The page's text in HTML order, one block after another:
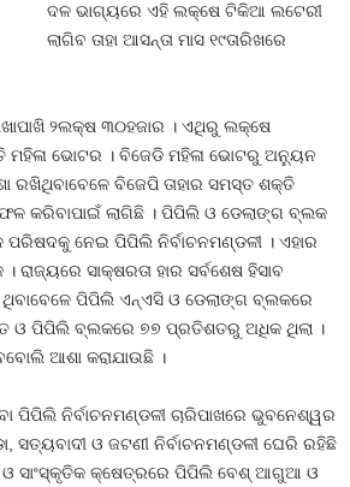
ଦଳ ଭାଗ୍ୟରେ ଏହି ଲକ୍ଷେ ଟିକିଆ ଲଟେରୀ
ଲାଗିବ ତାହା ଆସନ୍ତା ମାସ ୧୯ତାରିଖରେ
୨ଲକ୍ଷ ୩୦ହଜାର । ଏଥିରୁ ଲକ୍ଷେ
ମହିଳା ଭୋଟର । ବିଜେଡି ମହିଳା ଭୋଟରୁ ଅନ୍ୟୁନ
ରଖିଥିବାବେଳେ ବିଜେପି ତାହାର ସମସ୍ତ ଶକ୍ତି
କରିବାପାଇଁ ଲାଗିଛି । ପିପିଲି ଓ ଡେଲାଙ୍ଗ ବ୍ଲକ
ପରିଷଦକୁ ନେଇ ପିପିଲି ନିର୍ବାଚନମଣ୍ଡଳୀ । ଏହାର
ସାକ୍ଷରତା ହାର ସର୍ବଶେଷ ହିସାବ
ପିପିଲି ଏନ୍‍ଏସି ଓ ଡେଲାଙ୍ଗ ବ୍ଲକରେ
ଓ ପିପିଲି ବ୍ଲକରେ ୭୭ ପ୍ରତିଶତରୁ ଅଧିକ ଥିଲା ।
ଆଶା କରାଯାଉଛି ।
ପିପିଲି ନିର୍ବାଚନମଣ୍ଡଳୀ ଚାରିପାଖରେ ଭୁବନେଶ୍ୱର
ସତ୍ୟବାଦୀ ଓ ଜଟଣୀ ନିର୍ବାଚନମଣ୍ଡଳୀ ଘେରି ରହିଛି
ଓ ସାଂସ୍କୃତିକ କ୍ଷେତ୍ରରେ ପିପିଲି ବେଶ୍‍ ଆଗୁଆ ଓ